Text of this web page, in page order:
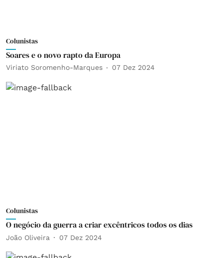
Colunistas
Soares e o novo rapto da Europa
Viriato Soromenho-Marques 07 Dez 2024
Colunistas
O negócio da guerra a criar excêntricos todos os dias
João Oliveira 07 Dez 2024